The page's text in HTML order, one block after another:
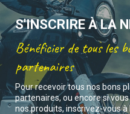
S'INSCRIRE À LA
Bénéficier de tous les
partenaires
Pour recevoir tous nos bons
partenaires, ou encore si
nos produits, inscrivez-vous à